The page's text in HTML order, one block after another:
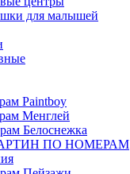
для малышей
Paintboy
Менглей
Белоснежка
ПО НОМЕРАМ